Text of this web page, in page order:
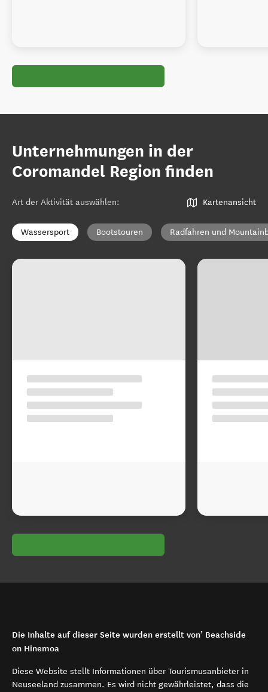
Unternehmungen in der
Coromandel Region finden
Art der Aktivität auswählen: Kartenansicht
Wassersport Bootstouren Radfahren und
Die Inhalte auf dieser Seite wurden erstellt von’ Beachside
on Hinemoa
Diese Website stellt Informationen über Tourismusanbieter in
Neuseeland zusammen. Es wird nicht gewährleistet, dass die